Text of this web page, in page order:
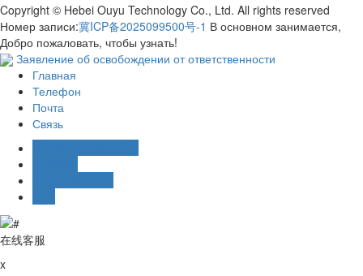
Copyright © Hebei Ouyu Technology Co., Ltd. All rights reserved
Номер записи:冀ICP备2025099500号-1 В основном занимается,
Добро пожаловать, чтобы узнать!
Заявление об освобождении от ответственности
Главная
Телефон
Почта
Связь
在线客服
x